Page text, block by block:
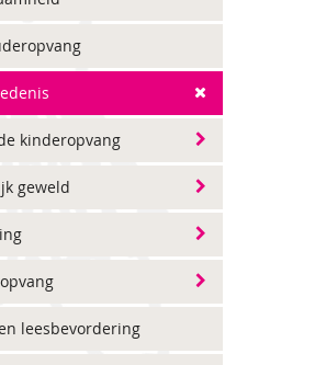
kinderopvang
geweld
leesbevordering